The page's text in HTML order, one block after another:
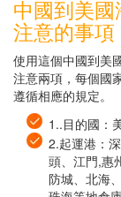
中國到美
注意的事項
使用這個中國到美
注意兩項，每個國
遵循相應的規定。
1..目的國：
2.起運港：
頭、江門,惠
防城、北海